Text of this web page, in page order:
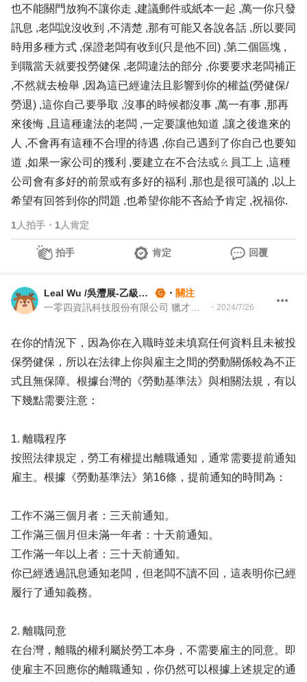
也不能關門放狗不讓你走 ,建議郵件或紙本一起 ,萬一你只發
訊息 ,老闆說沒收到 ,不清楚 ,那有可能又各說各話 ,所以要同
時用多種方式 ,保證老闆有收到(只是他不回) ,第二個區塊 ,
到職當天就要投勞健保 ,老闆違法的部分 ,你要要求老闆補正
,不然就去檢舉 ,因為這已經違法且影響到你的權益(勞健保/
勞退) ,這你自己要爭取 ,沒事的時候都沒事 ,萬一有事 ,那再
來後悔 ,且這種違法的老闆 ,一定要讓他知道 ,讓之後進來的
人 ,不會再有這種不合理的待遇 ,你自己遇到了你自己也要知
道 ,如果一家公司的獲利 ,要建立在不合法或ㄠ員工上 ,這種
公司會有多好的前景或有多好的福利 ,那也是很可議的 ,以上
希望有回答到你的問題 ,也希望你能不吝給予肯定 ,祝福你.
1 人拍手 ・ 1 人肯定
拍手 肯定 回覆
Leal Wu /吳灃展-乙級就業服務技術士 ・ 關注
・ 2024/7/26
在你的情況下，因為你在入職時並未填寫任何資料且未被投
保勞健保，所以在法律上你與雇主之間的勞動關係較為不正
式且無保障。根據台灣的《勞動基準法》與相關法規，有以
下幾點需要注意：
1. 離職程序
按照法律規定，勞工有權提出離職通知，通常需要提前通知
雇主。根據《勞動基準法》第16條，提前通知的時間為：
工作不滿三個月者：三天前通知。
工作滿三個月但未滿一年者：十天前通知。
工作滿一年以上者：三十天前通知。
你已經透過訊息通知老闆，但老闆不讀不回，這表明你已經
履行了通知義務。
2. 離職同意
在台灣，離職的權利屬於勞工本身，不需要雇主的同意。即
使雇主不回應你的離職通知，你仍然可以根據上述規定的通